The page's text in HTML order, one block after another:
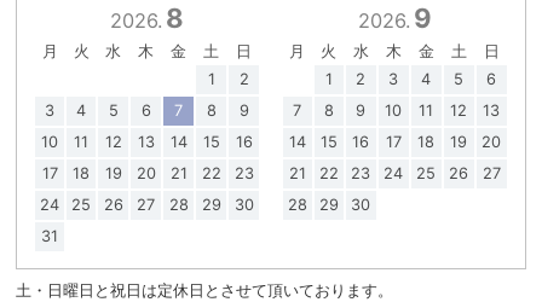
2026. 8
月 火 水 木 金 土
日
1
2
3
4 5 6 7 8
9
10
11 12 13 14 15
16
17
18 19 20 21 22
23
24
25 26 27 28 29
30
31
2026. 9
月 火 水 木 金 土
日
1
2 3 4 5
6
7
8 9 10 11 12
13
14
15 16 17 18 19
20
21
22 23 24 25 26
27
28
29 30
土・日曜日と祝日は定休日とさせて頂いております。